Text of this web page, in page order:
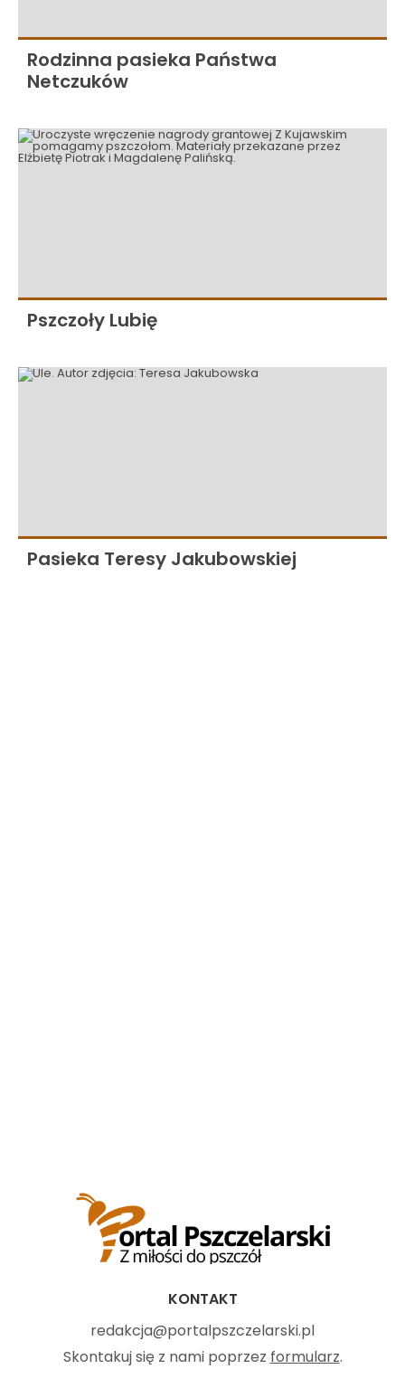
Rodzinna pasieka Państwa
Netczuków
Pszczoły Lubię
Pasieka Teresy Jakubowskiej
KONTAKT
redakcja@portalpszczelarski.pl
Skontakuj się z nami poprzez formularz.